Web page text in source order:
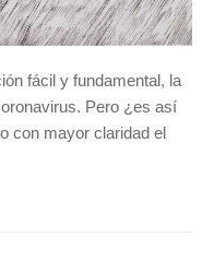
fácil y fundamental, la
Pero ¿es así
con mayor claridad el